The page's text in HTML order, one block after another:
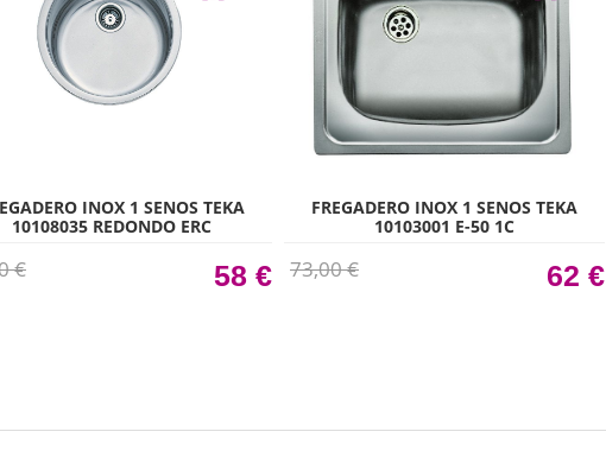
INOX 1 SENOS TEKA
10108035 REDONDO ERC
€ 58 €
FREGADERO INOX 1 SENOS TEKA
10103001 E-50 1C
73,00 € 62 €